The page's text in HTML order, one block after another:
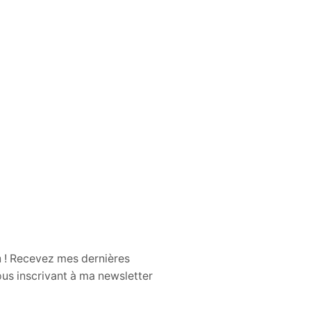
Recevez mes dernières
inscrivant à ma newsletter